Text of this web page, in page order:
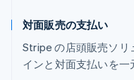
対面販売の支払い
Stripe の店頭販売ソリ
インと対面支払いを一